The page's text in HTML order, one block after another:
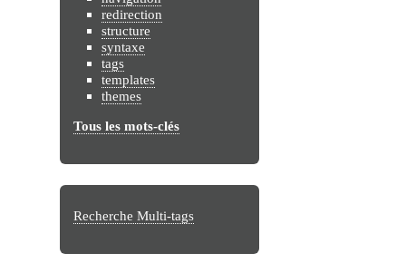
redirection
structure
syntaxe
tags
templates
themes
Tous les mots-clés
Recherche Multi-tags